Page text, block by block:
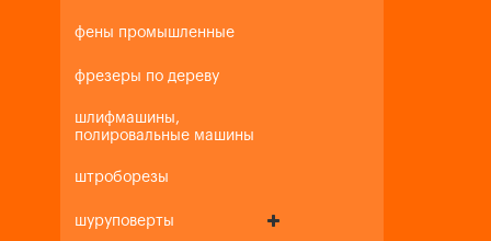
фены промышленные
фрезеры по дереву
шлифмашины,
полировальные машины
штроборезы
шуруповерты